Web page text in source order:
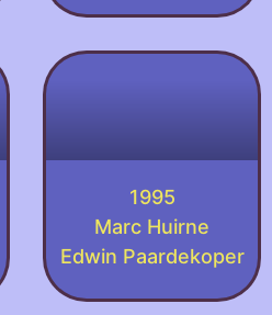
1995
Marc Huirne
Edwin Paardekoper